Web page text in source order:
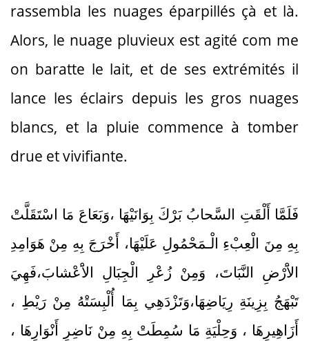
rassembla les nuages éparpillés çà et là.
Alors, le nuage pluvieux est agité com me
on baratte le lait, et de ses extrémités il
lance les éclairs depuis les gros nuages
blancs, et la pluie commence à tomber
drue et vivifiante.
فَلَمَّا أَلْقَتِ السَّحابُ بَرْكَ بِوَانَيْهَا ،وَبَعَاعَ مَا اسْتَقَلَّتْ
بِهِ مِنَ الْعِبْءِ الْـمَحْمُولِ عَلَيْهَا، أَخْرَجَ بِهِ مِنْ هَوَامِدِ
الاَْرْضِ النَّبَاتَ، وَمِنْ زُعْرِ الْجِبَالِ الاَْعْشابَ،فَهِيَ
تَبْهَجُ بِزِينَةِ رِيَاضِهَا،وَتَزْدَهِي بِمَا أُلْبِسَتْهُ مِنْ رَيْطِ ،
أَزَاهِيرِهَا ، وَحِلْيَةِ مَا سُمِطَتْ بِهِ مِنْ نَاضِرِ أَنْوَارِهَا ،